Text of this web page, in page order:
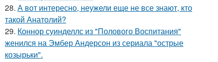
28. А вот интересно, неужели еще не все знают, кто
такой Анатолий?
29. Коннор суинделлс из "Полового Воспитания"
женился на Эмбер Андерсон из сериала "острые
козырьки".